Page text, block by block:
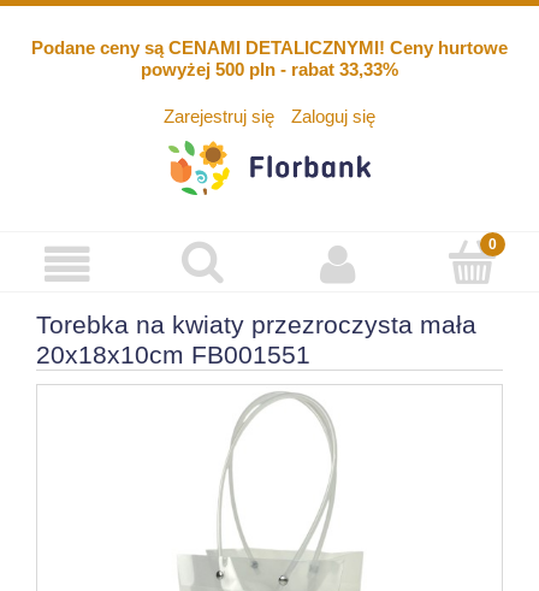
Podane ceny są CENAMI DETALICZNYMI! Ceny hurtowe
powyżej 500 pln - rabat 33,33%
Zarejestruj się Zaloguj się
Torebka na kwiaty przezroczysta mała
20x18x10cm FB001551